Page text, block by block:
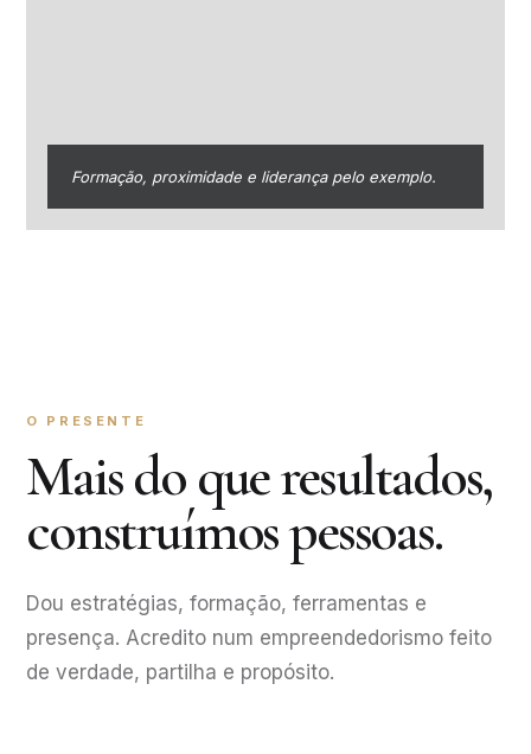
Formação, proximidade e liderança pelo exemplo.
O PRESENTE
Mais do que resultados,
construímos pessoas.
Dou estratégias, formação, ferramentas e
presença. Acredito num empreendedorismo feito
de verdade, partilha e propósito.